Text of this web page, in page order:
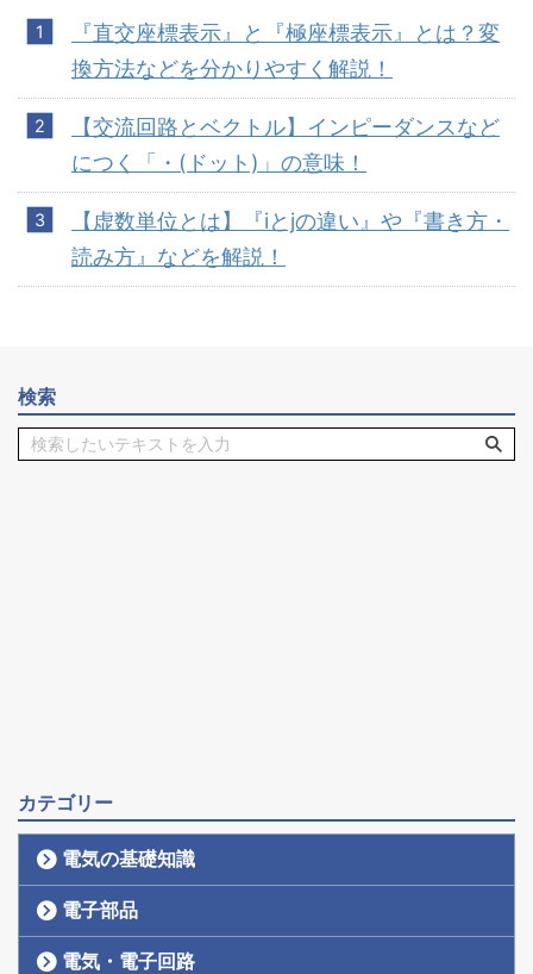
『直交座標表示』と『極座標表示』とは？変
換方法などを分かりやすく解説！
【交流回路とベクトル】インピーダンスなど
につく「・(ドット)」の意味！
【虚数単位とは】『iとjの違い』や『書き方・
読み方』などを解説！
検索
カテゴリー
電気の基礎知識
電子部品
電気・電子回路